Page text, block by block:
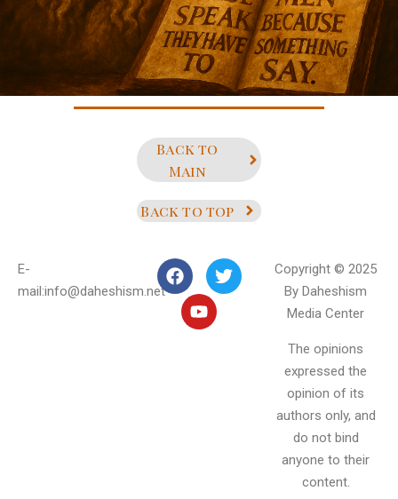
(ألأمام علي بن أبي طالب)
Back to
Main
Back to top
E-
mail:info@daheshism.net
Copyright © 2025
By Daheshism
Media Center
The opinions
expressed the
opinion of its
authors only, and
do not bind
anyone to their
content.